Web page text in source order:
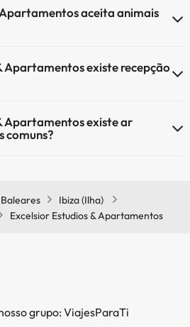
aceita animais
Apartamentos existe recepção
Apartamentos existe ar
comuns?
Ibiza (Ilha)
Excelsior Estudios & Apartamentos
grupo: ViajesParaTi